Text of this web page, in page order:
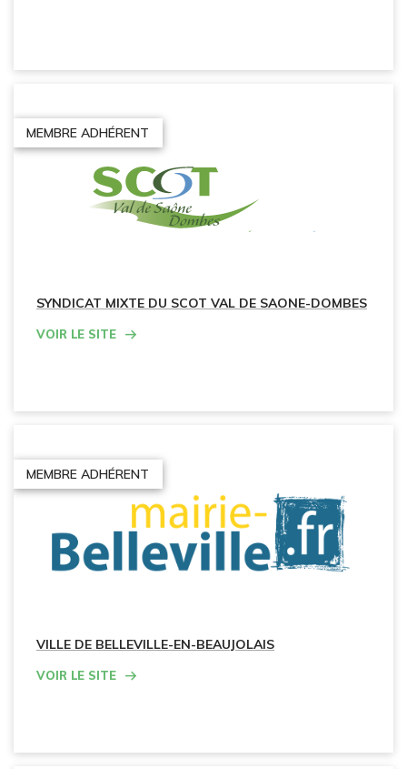
MEMBRE ADHÉRENT
SYNDICAT MIXTE DU SCOT VAL DE SAONE-DOMBES
Voir le site
MEMBRE ADHÉRENT
VILLE DE BELLEVILLE-EN-BEAUJOLAIS
Voir le site